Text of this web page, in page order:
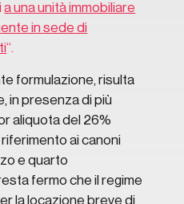
a una unità immobiliare
in sede di
“.
formulazione, risulta
in presenza di più
aliquota del 26%
ai canoni
e quarto
fermo che il regime
la locazione breve di